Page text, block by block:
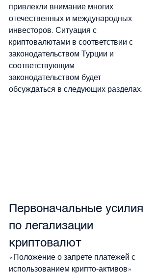
привлекли внимание многих
отечественных и международных
инвесторов. Ситуация с
криптовалютами в соответствии с
законодательством Турции и
соответствующим
законодательством будет
обсуждаться в следующих разделах.
Первоначальные усилия
по легализации
криптовалют
«Положение о запрете платежей с
использованием крипто-активов»